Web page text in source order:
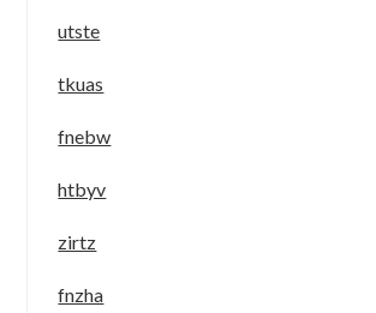
utste
tkuas
fnebw
htbyv
zirtz
fnzha